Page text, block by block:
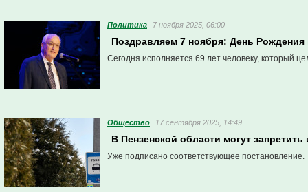
Политика 7 ноября 2025, 06:00
Поздравляем 7 ноября: День
Сегодня исполняется 69 лет человеку, который
Общество 17 сентября 2025, 14:49
В Пензенской области могут
Уже подписано соответствующее постановление.